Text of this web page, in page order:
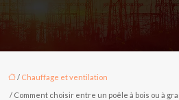
/ Chauffage et ventilation
/ Comment choisir entre un poêle à bois ou à